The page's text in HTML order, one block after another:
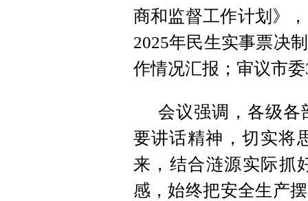
商和监督工作计划》
2025年民生实事票决
作情况汇报；审议市
会议强调，各级各
要讲话精神，切实将
来，结合涟源实际抓
感，始终把安全生产